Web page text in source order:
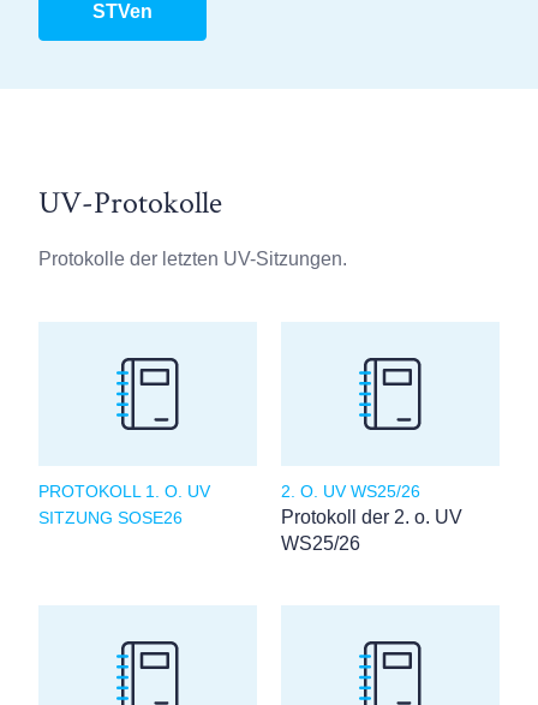
STVen
UV-Protokolle
Protokolle der letzten UV-Sitzungen.
PROTOKOLL 1. O. UV
SITZUNG SOSE26
2. O. UV WS25/26
Protokoll der 2. o. UV
WS25/26